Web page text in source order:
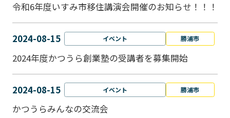
令和6年度いすみ市移住講演会開催のお知らせ！！！
2024-08-15 イベント 勝浦市
2024年度かつうら創業塾の受講者を募集開始
2024-08-15 イベント 勝浦市
かつうらみんなの交流会